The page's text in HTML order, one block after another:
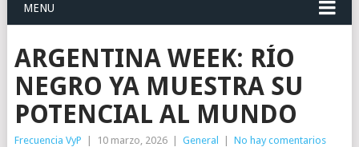
MENU
ARGENTINA WEEK: RÍO
NEGRO YA MUESTRA SU
POTENCIAL AL MUNDO
Frecuencia VyP 10 marzo, 2026 General No hay comentarios